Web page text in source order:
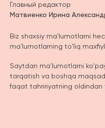
Главный редактор
Матвиенко Ирина
Biz shaxsiy ma'lumotlarni
ma'lumotlarning to'liq
Saytdan ma'lumotlarni
tarqatish va boshqa
faqat tahririyatning oldindan